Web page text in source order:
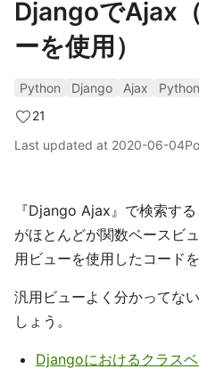
DjangoでAjax
ーを使用）
Python Django Ajax
21
Last updated at 2020-06-04
『Django Ajax』で検索す
がほとんどが関数ベースビ
用ビューを使用したコードを
汎用ビューよく分かってな
しょう。
Djangoにおけるクラス